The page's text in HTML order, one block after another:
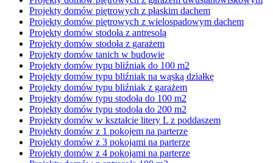
Projekty domów piętrowych z płaskim dachem
Projekty domów piętrowych z wielospadowym dachem
Projekty domów stodoła z antresolą
Projekty domów stodoła z garażem
Projekty domów tanich w budowie
Projekty domów typu bliźniak do 100 m2
Projekty domów typu bliźniak na wąską działkę
Projekty domów typu bliźniak z garażem
Projekty domów typu stodoła do 100 m2
Projekty domów typu stodoła do 200 m2
Projekty domów w kształcie litery L z poddaszem
Projekty domów z 1 pokojem na parterze
Projekty domów z 3 pokojami na parterze
Projekty domów z 4 pokojami na parterze